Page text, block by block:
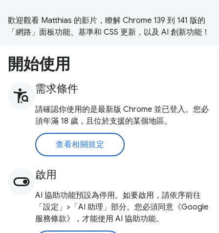
歡迎觀看 Matthias 的影片，瞭解 Chrome 139 到 141 版的
「網路」面板功能、基準和 CSS 更新，以及 AI 創新功能！
開始使用
需求條件
請確認你使用的是最新版 Chrome 並已登入。您必
須年滿 18 歲，且位於支援的某個地區。
查看相關規定
啟用
AI 協助功能預設為停用。如要啟用，請依序前往
「設定」>「AI 助理」部分。您必須同意《Google
服務條款》，才能使用 AI 協助功能。